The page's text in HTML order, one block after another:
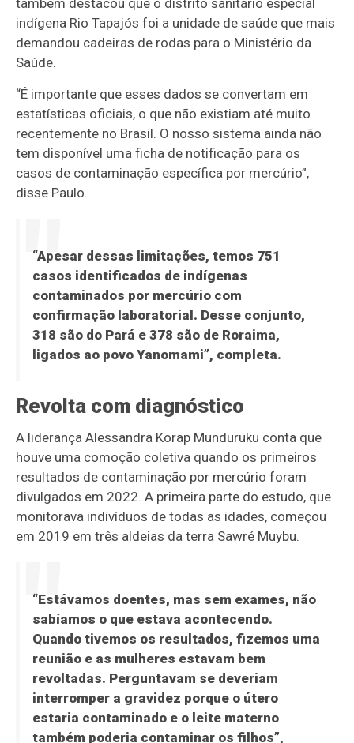
também destacou que o distrito sanitário especial
indígena Rio Tapajós foi a unidade de saúde que mais
demandou cadeiras de rodas para o Ministério da
Saúde.
“É importante que esses dados se convertam em
estatísticas oficiais, o que não existiam até muito
recentemente no Brasil. O nosso sistema ainda não
tem disponível uma ficha de notificação para os
casos de contaminação específica por mercúrio”,
disse Paulo.
“Apesar dessas limitações, temos 751
casos identificados de indígenas
contaminados por mercúrio com
confirmação laboratorial. Desse conjunto,
318 são do Pará e 378 são de Roraima,
ligados ao povo Yanomami”, completa.
Revolta com diagnóstico
A liderança Alessandra Korap Munduruku conta que
houve uma comoção coletiva quando os primeiros
resultados de contaminação por mercúrio foram
divulgados em 2022. A primeira parte do estudo, que
monitorava indivíduos de todas as idades, começou
em 2019 em três aldeias da terra Sawré Muybu.
“Estávamos doentes, mas sem exames, não
sabíamos o que estava acontecendo.
Quando tivemos os resultados, fizemos uma
reunião e as mulheres estavam bem
revoltadas. Perguntavam se deveriam
interromper a gravidez porque o útero
estaria contaminado e o leite materno
também poderia contaminar os filhos”,